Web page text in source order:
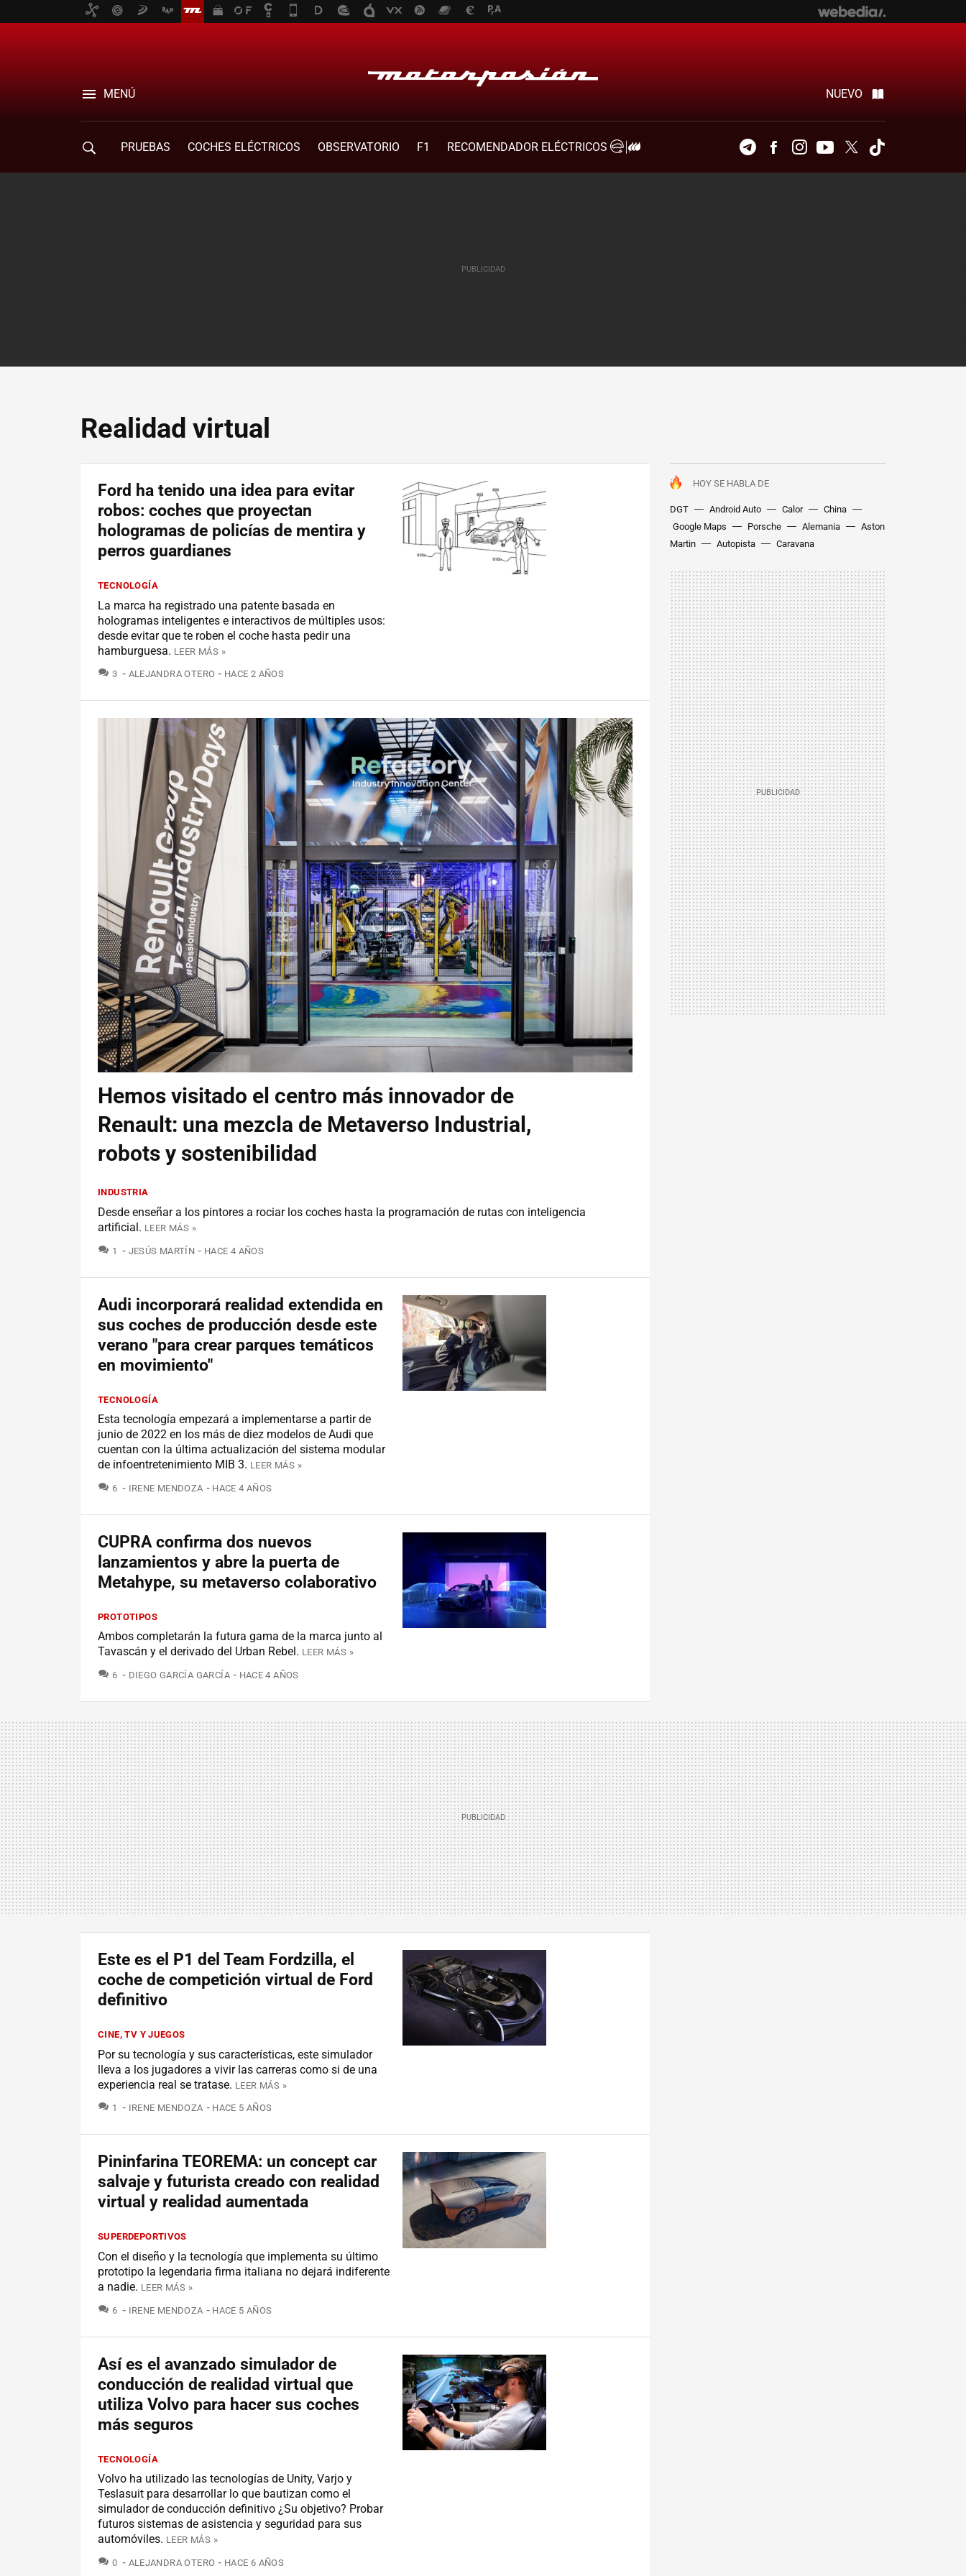
MENÚ NUEVO
PRUEBAS COCHES ELÉCTRICOS OBSERVATORIO F1
RECOMENDADOR ELÉCTRICOS
TelegramFacebookInstagramYoutubeTwitter
Realidad virtual
HOY SE HABLA DE
DGT Android Auto Calor
China
Google Maps
Porsche Alemania
Aston
Martin
Autopista Caravana
Ford ha tenido una idea para evitar
robos: coches que proyectan
hologramas de policías de mentira y
perros guardianes
TECNOLOGÍA
La marca ha registrado una patente basada en
hologramas inteligentes e interactivos de múltiples usos:
desde evitar que te roben el coche hasta pedir una
hamburguesa. LEER MÁS »
3 COMENTARIOS
ALEJANDRA OTERO HACE 2 AÑOS
Hemos visitado el centro más innovador de
Renault: una mezcla de Metaverso Industrial,
robots y sostenibilidad
INDUSTRIA
Desde enseñar a los pintores a rociar los coches hasta la programación de rutas con inteligencia
artificial. LEER MÁS »
1 COMENTARIOS
JESÚS MARTÍN HACE 4 AÑOS
Audi incorporará realidad extendida en
sus coches de producción desde este
verano "para crear parques temáticos
en movimiento"
TECNOLOGÍA
Esta tecnología empezará a implementarse a partir de
junio de 2022 en los más de diez modelos de Audi que
cuentan con la última actualización del sistema modular
de infoentretenimiento MIB 3. LEER MÁS »
6 COMENTARIOS
IRENE MENDOZA HACE 4 AÑOS
CUPRA confirma dos nuevos
lanzamientos y abre la puerta de
Metahype, su metaverso colaborativo
PROTOTIPOS
Ambos completarán la futura gama de la marca junto al
Tavascán y el derivado del Urban Rebel. LEER MÁS »
6 COMENTARIOS
DIEGO GARCÍA GARCÍA HACE 4 AÑOS
Este es el P1 del Team Fordzilla, el
coche de competición virtual de Ford
definitivo
CINE, TV Y JUEGOS
Por su tecnología y sus características, este simulador
lleva a los jugadores a vivir las carreras como si de una
experiencia real se tratase. LEER MÁS »
1 COMENTARIOS
IRENE MENDOZA HACE 5 AÑOS
Pininfarina TEOREMA: un concept car
salvaje y futurista creado con realidad
virtual y realidad aumentada
SUPERDEPORTIVOS
Con el diseño y la tecnología que implementa su último
prototipo la legendaria firma italiana no dejará indiferente
a nadie. LEER MÁS »
6 COMENTARIOS
IRENE MENDOZA HACE 5 AÑOS
Así es el avanzado simulador de
conducción de realidad virtual que
utiliza Volvo para hacer sus coches
más seguros
TECNOLOGÍA
Volvo ha utilizado las tecnologías de Unity, Varjo y
Teslasuit para desarrollar lo que bautizan como el
simulador de conducción definitivo ¿Su objetivo? Probar
futuros sistemas de asistencia y seguridad para sus
automóviles. LEER MÁS »
0 COMENTARIOS
ALEJANDRA OTERO HACE 6 AÑOS